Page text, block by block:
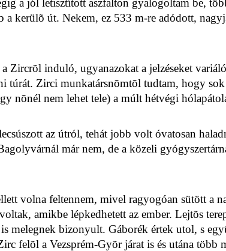
a jól letisztított aszfalton gyalogoltam be,
kerülõ út. Nekem, ez 533 m-re adódott,
Zircrõl induló, ugyanazokat a jelzéseket
túrát. Zirci munkatársnõmtõl tudtam, hogy
nõnél nem lehet tele) a múlt hétvégi
az útról, tehát jobb volt óvatosan
már nem, de a közeli
volna feltennem, mivel ragyogóan sütött a
amikbe lépkedhetett az ember. Lejtõs
melegnek bizonyult. Gáborék értek utol, s
felõl a Vezsprém-Gyõr járat is és utána több